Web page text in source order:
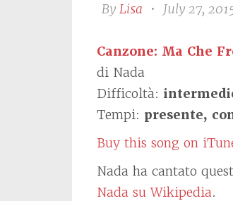
By Lisa • July 27,
Canzone: Ma Che
di Nada
Difficoltà:
Tempi: presente,
Buy this song on
Nada ha cantato
Nada su Wikipedia.